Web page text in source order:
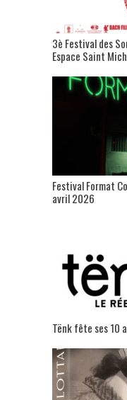
3è Festival des
Espace Saint
Festival Format
avril 2026
Tënk fête ses 10